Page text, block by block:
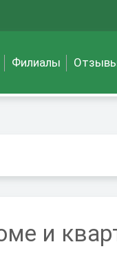
Филиалы
и